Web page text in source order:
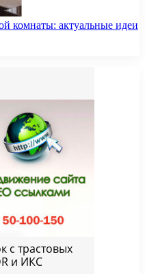
комнаты: актуальные идеи